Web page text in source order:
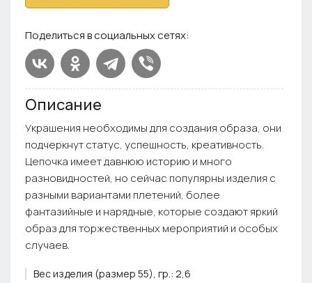
Поделиться в социальных сетях:
Описание
Украшения необходимы для создания образа, они
подчеркнут статус, успешность, креативность.
Цепочка имеет давнюю историю и много
разновидностей, но сейчас популярны изделия с
разными вариантами плетений, более
фантазийные и нарядные, которые создают яркий
образ для торжественных мероприятий и особых
случаев.
Вес изделия (размер 55), гр.: 2,6